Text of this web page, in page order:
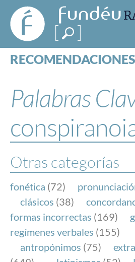
FundéuRAE
- Fundación
del Español
Urgente
RECOMENDACIONES
ESPECIALES
BLOG
NOTICIAS
FundéuRAE es una
y la Real Academia
el buen uso del español en
Internet.
Palabras
Otras categorías
fonética (72)
clásicos (38)
formas incorrectas (169)
regímenes verbales (155)
antropónimos (75)